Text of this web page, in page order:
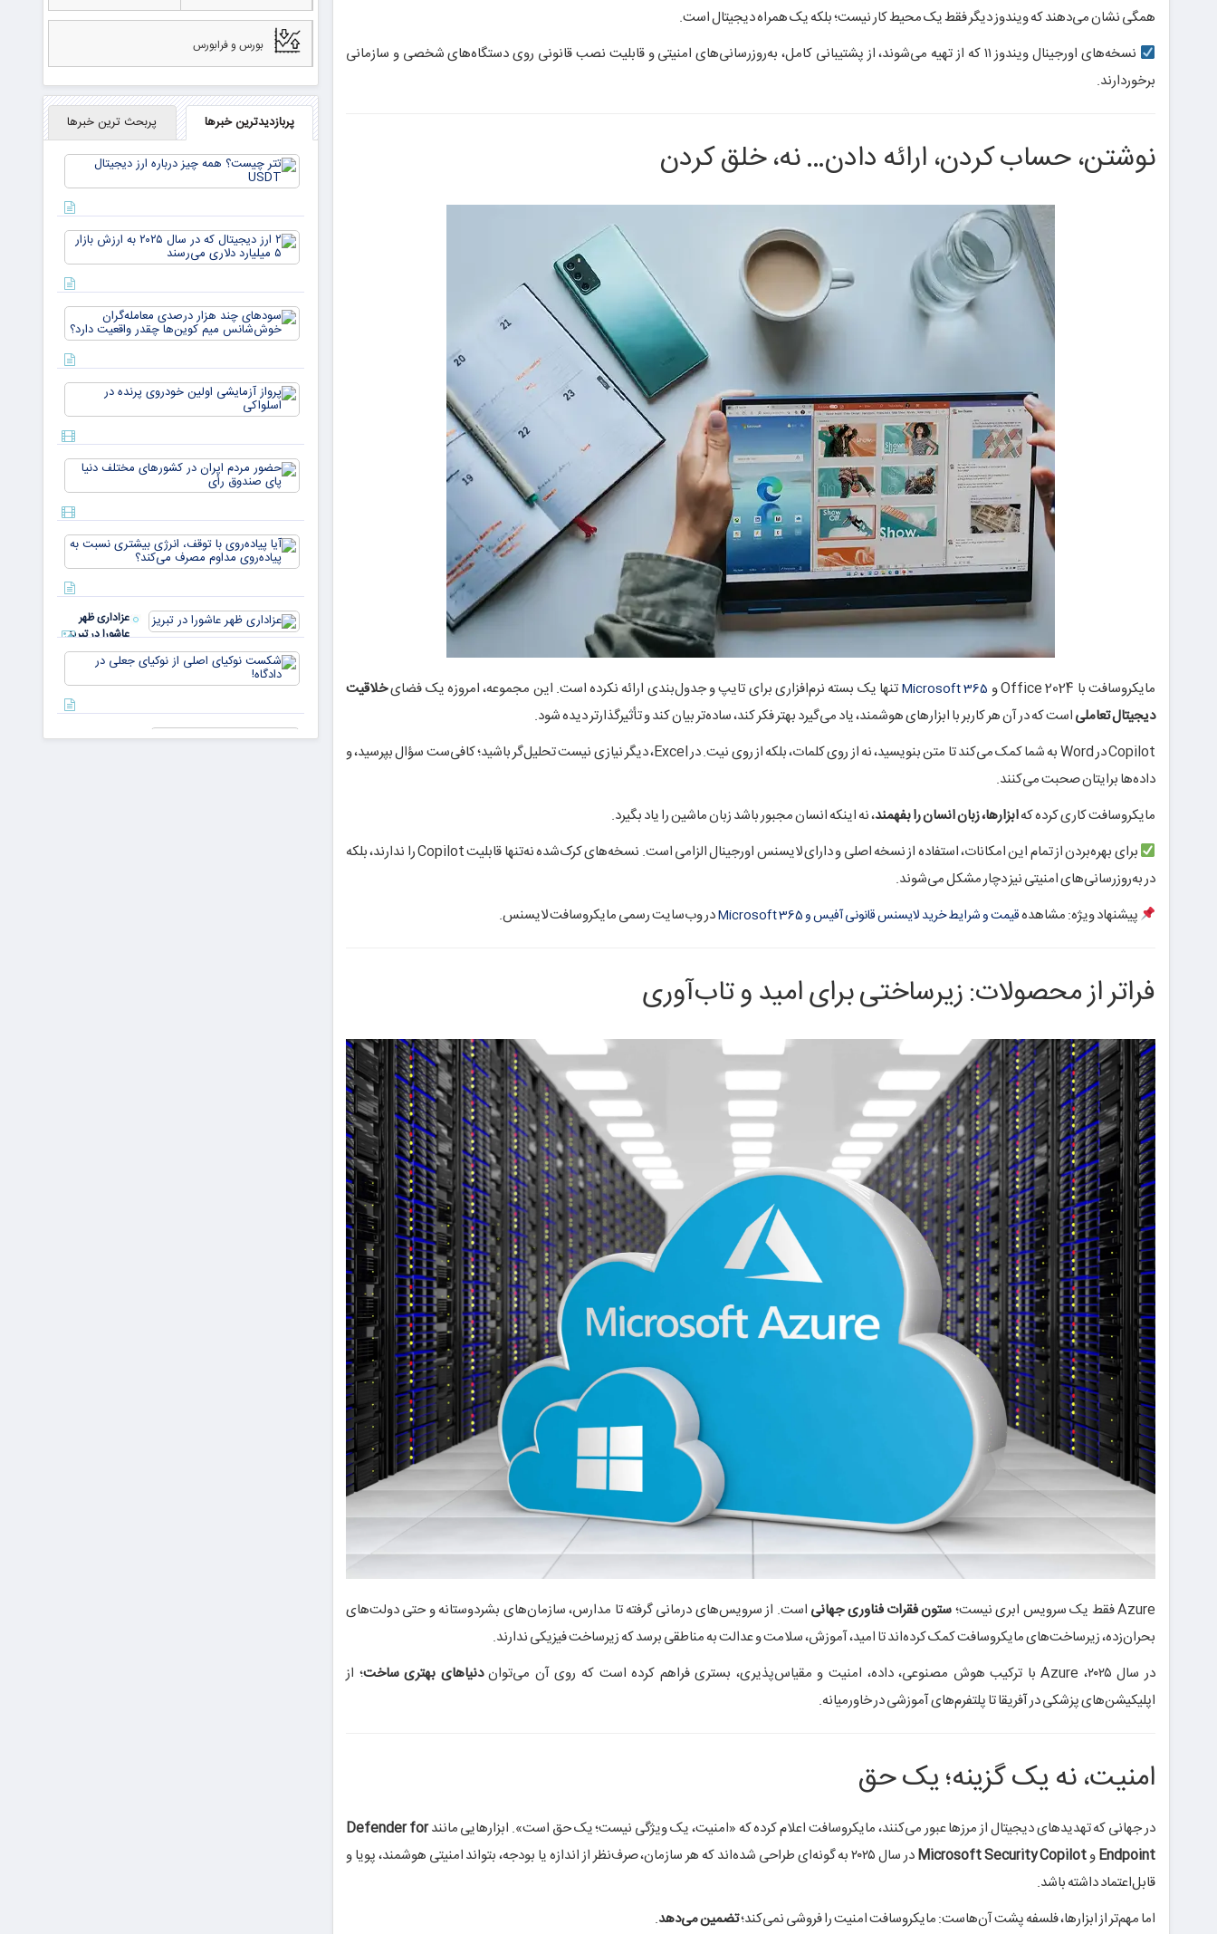
همگی نشان می‌دهند که ویندوز دیگر فقط یک محیط کار نیست؛ بلکه یک همراه دیجیتال است.
نسخه‌های اورجینال ویندوز ۱۱ که از تهیه می‌شوند، از پشتیبانی کامل، به‌روزرسانی‌های امنیتی و قابلیت نصب قانونی روی دستگاه‌های شخصی و سازمانی
برخوردارند.
نوشتن، حساب کردن، ارائه دادن… نه، خلق کردن
مایکروسافت با Office 2024 و Microsoft 365تنها یک بسته نرم‌افزاری برای تایپ و جدول‌بندی ارائه نکرده است. این مجموعه، امروزه یک فضایخلاقیت
دیجیتال تعاملیاست که در آن هر کاربر با ابزارهای هوشمند، یاد می‌گیرد بهتر فکر کند، ساده‌تر بیان کند و تأثیرگذارتر دیده شود.
Copilot در Word به شما کمک می‌کند تا متن بنویسید، نه از روی کلمات، بلکه از روی نیت. در Excel، دیگر نیازی نیست تحلیل‌گر باشید؛ کافی‌ست سؤال بپرسید، و
داده‌ها برایتان صحبت می‌کنند.
مایکروسافت کاری کرده کهابزارها، زبان انسان را بفهمند، نه اینکه انسان مجبور باشد زبان ماشین را یاد بگیرد.
برای بهره‌بردن از تمام این امکانات، استفاده از نسخه اصلی و دارای لایسنس اورجینال الزامی است. نسخه‌های کرک‌شده نه‌تنها قابلیت Copilot را ندارند، بلکه
در به‌روزرسانی‌های امنیتی نیز دچار مشکل می‌شوند.
پیشنهاد ویژه: مشاهدهقیمت و شرایط خرید لایسنس قانونی آفیس و Microsoft 365 در وب‌سایت رسمی مایکروسافت لایسنس.
فراتر از محصولات: زیرساختی برای امید و تاب‌آوری
Azure فقط یک سرویس ابری نیست؛ ستون فقرات فناوری جهانی است. از سرویس‌های درمانی گرفته تا مدارس، سازمان‌های بشردوستانه و حتی دولت‌های
بحران‌زده، زیرساخت‌های مایکروسافت کمک کرده‌اند تا امید، آموزش، سلامت و عدالت به مناطقی برسد که زیرساخت فیزیکی ندارند.
در سال ۲۰۲۵، Azure با ترکیب هوش مصنوعی، داده، امنیت و مقیاس‌پذیری، بستری فراهم کرده است که روی آن می‌توان
دنیاهای بهتری ساخت؛ از
اپلیکیشن‌های پزشکی در آفریقا تا پلتفرم‌های آموزشی در خاورمیانه.
امنیت، نه یک گزینه؛ یک حق
در جهانی که تهدیدهای دیجیتال از مرزها عبور می‌کنند، مایکروسافت اعلام کرده که «امنیت، یک ویژگی نیست؛ یک حق است». ابزارهایی مانندDefender for
EndpointوMicrosoft Security Copilot
در سال ۲۰۲۵ به گونه‌ای طراحی شده‌اند که هر سازمان، صرف‌نظر از اندازه یا بودجه، بتواند امنیتی هوشمند، پویا و
قابل‌اعتماد داشته باشد.
اما مهم‌تر از ابزارها، فلسفه پشت آن‌هاست: مایکروسافت امنیت را فروشی نمی‌کند؛تضمین می‌دهد.
بورس و فرابورس
پربازدیدترین خبرها پربحث ترین خبرها
عزاداری ظهر
عاشورا در تبریز
دادگاه!
پیش دیابت را